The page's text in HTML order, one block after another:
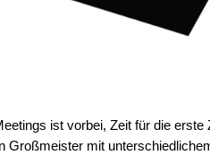
ist vorbei, Zeit für die erste
Großmeister mit